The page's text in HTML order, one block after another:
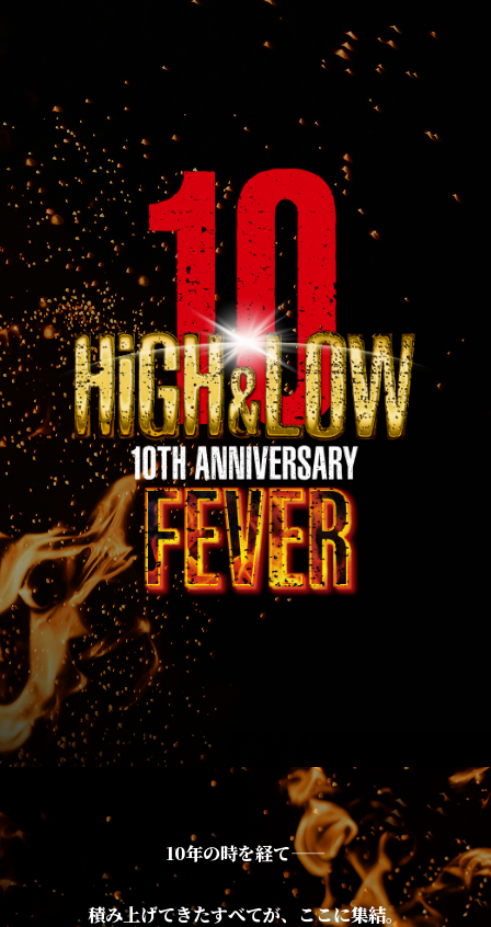
10年の時を経て——
積み上げてきたすべてが、ここに集結。